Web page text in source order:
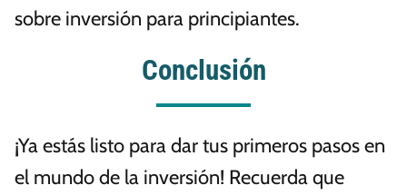
sobre inversión para principiantes.
Conclusión
¡Ya estás listo para dar tus primeros pasos en
el mundo de la inversión! Recuerda que